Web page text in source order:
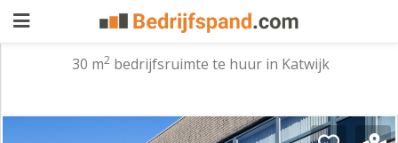
30 m2 bedrijfsruimte te huur in Katwijk